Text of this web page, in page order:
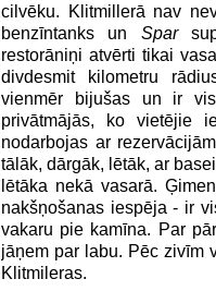
cilvēku. Klitmillerā nav
benzīntanks un Spar
restorāniņi atvērti tikai
divdesmit kilometru
vienmēr bijušas un ir
privātmājās, ko vietējie
nodarbojas ar
tālāk, dārgāk, lētāk, ar
lētāka nekā vasarā.
nakšņošanas iespēja - ir
vakaru pie kamīna. Par
jāņem par labu. Pēc zivīm
Klitmileras.